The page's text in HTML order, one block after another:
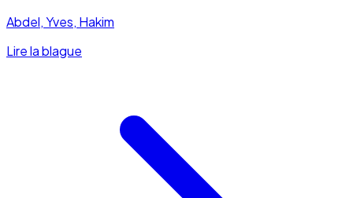
Abdel, Yves, Hakim
Lire la blague